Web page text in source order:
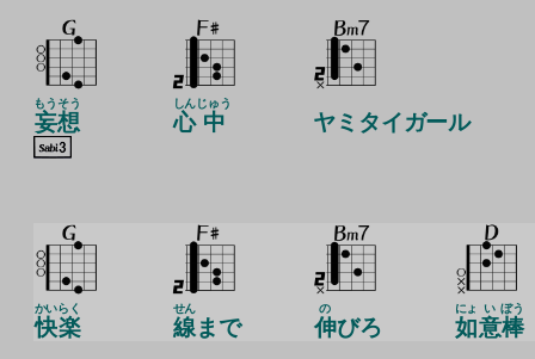
妄想
もうそう
心
しん
中
じゅう
ヤミタイガール
快
かい
楽
らく
線
せん
まで 伸
の
びろ 如
にょ
意
い
棒
ぼう